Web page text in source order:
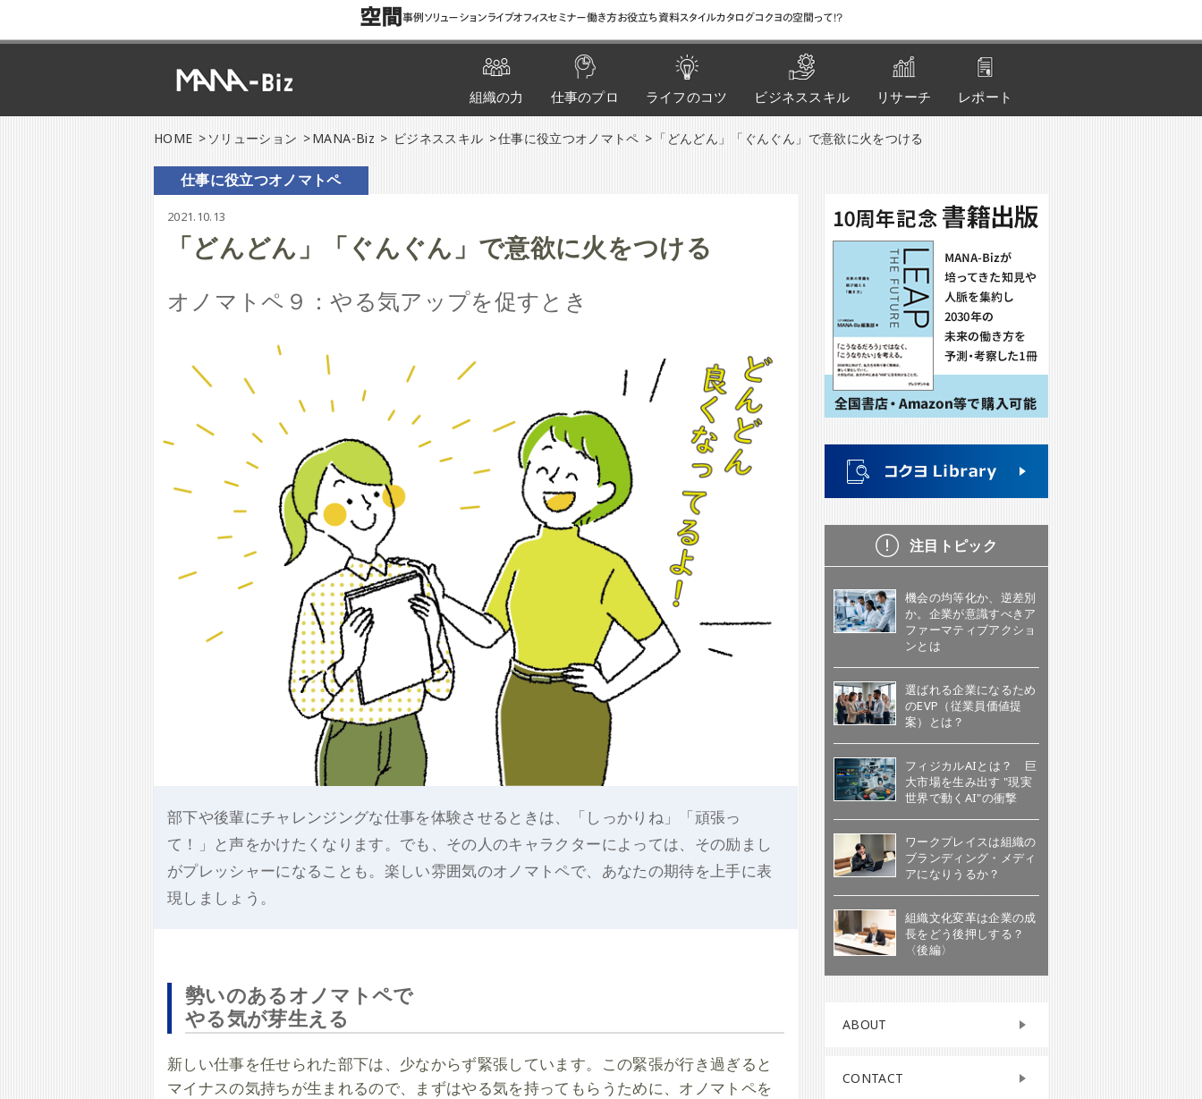
空間事例ソリューションライブオフィスセミナー働き方お役立ち資料スタイルカタログコクヨの空間って!?
組織の力 仕事のプロ ライフのコツ ビジネススキル リサーチ レポート
HOME ソリューション MANA-Biz ビジネススキル 仕事に役立つオノマトペ 「どんどん」「ぐんぐん」で意欲に火をつける
仕事に役立つオノマトペ
2021.10.13
「どんどん」「ぐんぐん」で意欲に火をつける
オノマトペ９：やる気アップを促すとき
部下や後輩にチャレンジングな仕事を体験させるときは、「しっかりね」「頑張っ
て！」と声をかけたくなります。でも、その人のキャラクターによっては、その励まし
がプレッシャーになることも。楽しい雰囲気のオノマトペで、あなたの期待を上手に表
現しましょう。
勢いのあるオノマトペで
やる気が芽生える
新しい仕事を任せられた部下は、少なからず緊張しています。この緊張が行き過ぎると
マイナスの気持ちが生まれるので、まずはやる気を持ってもらうために、オノマトペを
注目トピック
機会の均等化か、逆差別
か。企業が意識すべきア
ファーマティブアクショ
ンとは
選ばれる企業になるため
のEVP（従業員価値提
案）とは？
フィジカルAIとは？ 巨
大市場を生み出す "現実
世界で動くAI"の衝撃
ワークプレイスは組織の
ブランディング・メディ
アになりうるか？
組織文化変革は企業の成
長をどう後押しする？
〈後編〉
ABOUT
CONTACT